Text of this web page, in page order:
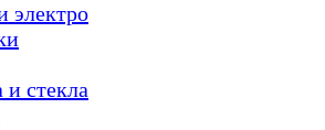
электро
и стекла